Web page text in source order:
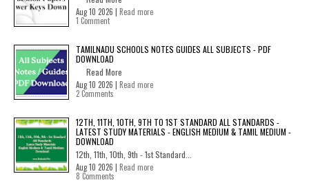
Aug 10 2026 | Read more
1 Comment
TAMILNADU SCHOOLS NOTES GUIDES ALL SUBJECTS - PDF
DOWNLOAD
Read More
Aug 10 2026 | Read more
2 Comments
12TH, 11TH, 10TH, 9TH TO 1ST STANDARD ALL STANDARDS -
LATEST STUDY MATERIALS - ENGLISH MEDIUM & TAMIL MEDIUM -
DOWNLOAD
12th, 11th, 10th, 9th - 1st Standard...
Aug 10 2026 | Read more
8 Comments